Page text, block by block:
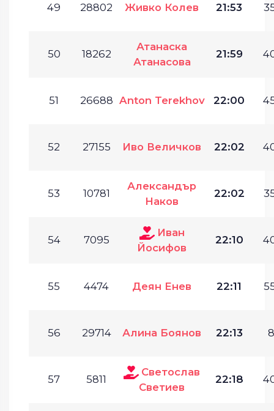
49 28802 Живко Колев 21:53
50 18262
Атанаска
Атанасова
21:59
51 26688 Anton Terekhov 22:00
52 27155 Иво Величков 22:02
53 10781
Александър
Наков
22:02
54 7095
Иван
Йосифов
22:10
55 4474 Деян Енев 22:11
56 29714 Алина Боянов 22:13
57 5811
Светослав
Светиев
22:18